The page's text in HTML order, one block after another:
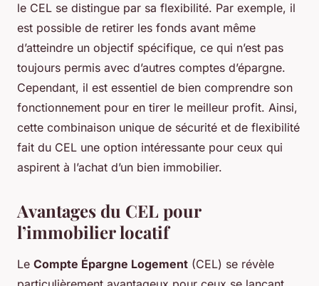
le CEL se distingue par sa flexibilité. Par exemple, il
est possible de retirer les fonds avant même
d’atteindre un objectif spécifique, ce qui n’est pas
toujours permis avec d’autres comptes d’épargne.
Cependant, il est essentiel de bien comprendre son
fonctionnement pour en tirer le meilleur profit. Ainsi,
cette combinaison unique de sécurité et de flexibilité
fait du CEL une option intéressante pour ceux qui
aspirent à l’achat d’un bien immobilier.
Avantages du CEL pour
l’immobilier locatif
Le Compte Épargne Logement (CEL) se révèle